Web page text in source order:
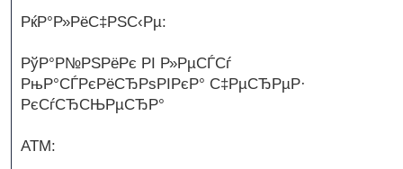
РќР°Р»РёС‡РЅС‹Рµ:
РўР°Р№РЅРёРє РІ Р»РµСЃСѓ
РњР°СЃРєРёСЂРѕРІРєР° С‡РµСЂРµР·
РєСѓСЂСЊРµСЂР°
ATM: